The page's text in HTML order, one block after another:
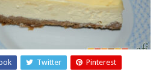
Twitter Pinterest